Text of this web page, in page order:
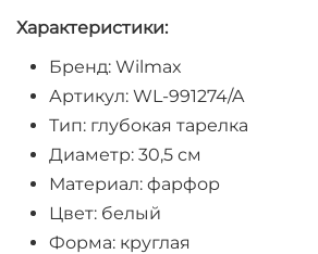
Характеристики:
Бренд: Wilmax
Артикул: WL-991274/A
Тип: глубокая тарелка
Диаметр: 30,5 см
Материал: фарфор
Цвет: белый
Форма: круглая